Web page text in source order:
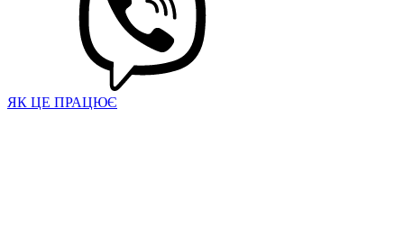
ЯК ЦЕ ПРАЦЮЄ